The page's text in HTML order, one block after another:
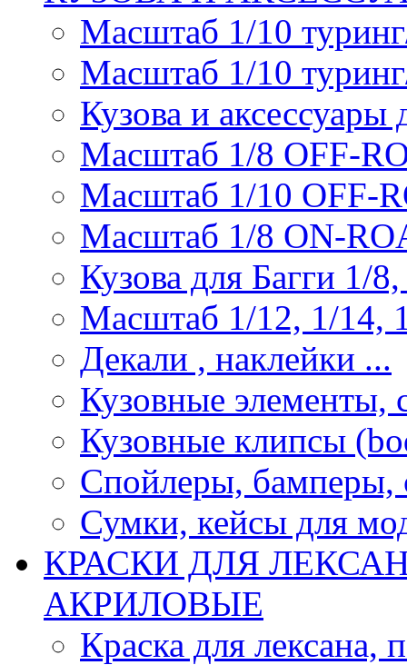
Масштаб 1/10
Масштаб 1/10
Кузова и
Масштаб 1/8 OFF-
Масштаб 1/10 OFF-
Масштаб 1/8 ON-
Кузова для Багги 1/
Масштаб 1/12, 1/14,
Декали , наклейки ...
Кузовные элементы,
Кузовные клипсы
Спойлеры, бамперы,
Сумки, кейсы для
КРАСКИ ДЛЯ
АКРИЛОВЫЕ
Краска для лексана,